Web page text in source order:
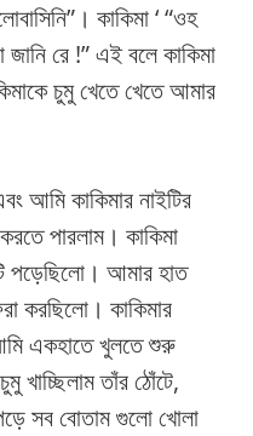
কাকিমা ‘ “ওহ
রে !” এই বলে কাকিমা
চুমু খেতে খেতে আমার
কাকিমার নাইটির
পারলাম। কাকিমা
পড়েছিলো। আমার হাত
করছিলো। কাকিমার
একহাতে খুলতে শুরু
খাচ্ছিলাম তাঁর ঠোঁটে,
সব বোতাম গুলো খোলা